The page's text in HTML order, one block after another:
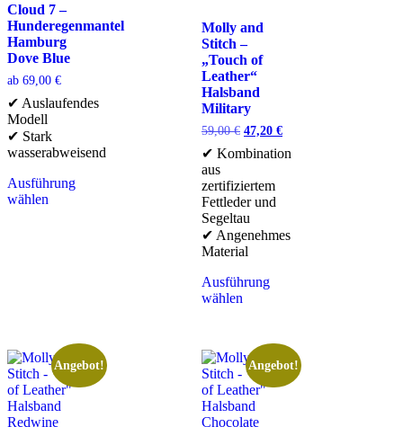
Cloud 7 –
Hunderegenmantel
Hamburg
Dove Blue
ab 69,00 €
✔ Auslaufendes
Modell
✔ Stark
wasserabweisend
Ausführung
wählen
Molly and
Stitch –
„Touch of
Leather“
Halsband
Military
59,00€ 47,20 €
✔ Kombination
aus
zertifiziertem
Fettleder und
Segeltau
✔ Angenehmes
Material
Ausführung
wählen
Angebot! Angebot!